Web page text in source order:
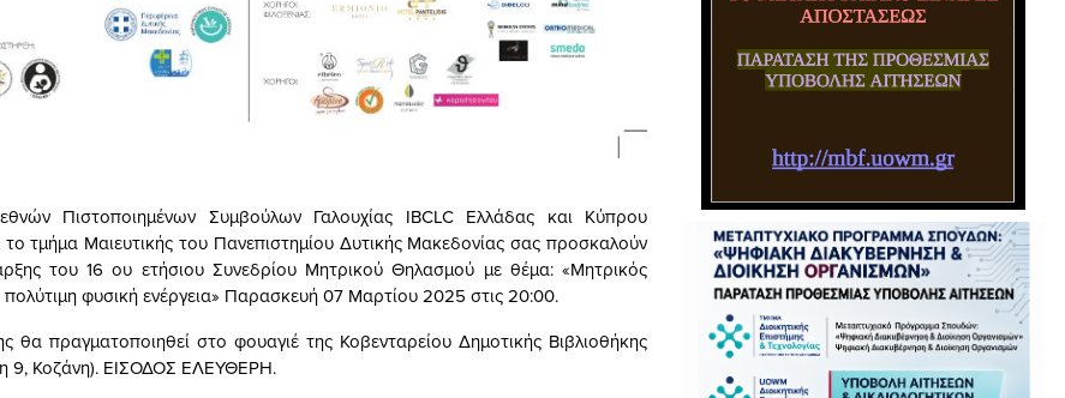
Πιστοποιημένων Συμβούλων Γαλουχίας IBCLC Ελλάδας και Κύπρου
τμήμα Μαιευτικής του Πανεπιστημίου Δυτικής Μακεδονίας σας προσκαλούν
του 16 ου ετήσιου Συνεδρίου Μητρικού Θηλασμού με θέμα: «Μητρικός
φυσική ενέργεια» Παρασκευή 07 Μαρτίου 2025 στις 20:00.
θα πραγματοποιηθεί στο φουαγιέ της Κοβενταρείου Δημοτικής Βιβλιοθήκης
9, Κοζάνη). ΕΙΣΟΔΟΣ ΕΛΕΥΘΕΡΗ.